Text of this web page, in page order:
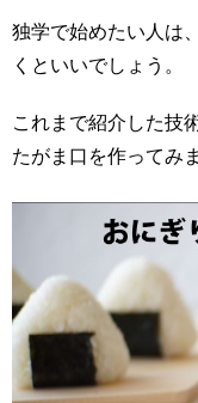
独学で始めたい人は
くといいでしょう。
これまで紹介した技
たがま口を作ってみ